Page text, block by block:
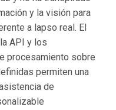
y la visión para
a lapso real. El
API y los
procesamiento sobre
permiten una
de